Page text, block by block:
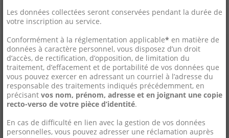
Les données collectées seront conservées pendant la durée de
votre inscription au service.
Conformément à la réglementation applicable* en matière de
données à caractère personnel, vous disposez d’un droit
d’accès, de rectification, d’opposition, de limitation du
traitement, d’effacement et de portabilité de vos données que
vous pouvez exercer en adressant un courriel à l’adresse du
responsable des traitements indiqués précédemment, en
précisant vos nom, prénom, adresse et en joignant une copie
recto-verso de votre pièce d’identité.
En cas de difficulté en lien avec la gestion de vos données
personnelles, vous pouvez adresser une réclamation auprès